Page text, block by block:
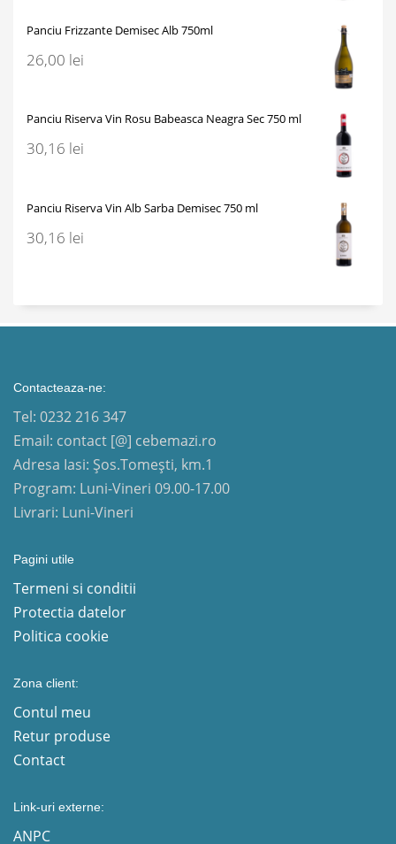
Panciu Frizzante Demisec Alb 750ml
26,00 lei
Panciu Riserva Vin Rosu Babeasca Neagra Sec 750 ml
30,16 lei
Panciu Riserva Vin Alb Sarba Demisec 750 ml
30,16 lei
Contacteaza-ne:
Tel: 0232 216 347
Email: contact [@] cebemazi.ro
Adresa Iasi: Șos.Tomești, km.1
Program: Luni-Vineri 09.00-17.00
Livrari: Luni-Vineri
Pagini utile
Termeni si conditii
Protectia datelor
Politica cookie
Zona client:
Contul meu
Retur produse
Contact
Link-uri externe:
ANPC